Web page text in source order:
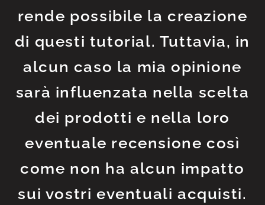
rende possibile la creazione
di questi tutorial. Tuttavia, in
alcun caso la mia opinione
sarà influenzata nella scelta
dei prodotti e nella loro
eventuale recensione così
come non ha alcun impatto
sui vostri eventuali acquisti.